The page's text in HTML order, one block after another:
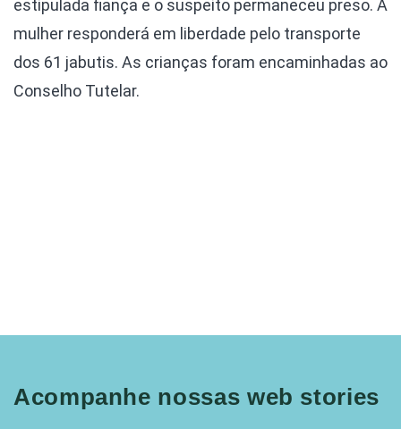
estipulada fiança e o suspeito permaneceu preso. A
mulher responderá em liberdade pelo transporte
dos 61 jabutis. As crianças foram encaminhadas ao
Conselho Tutelar.
Acompanhe nossas web stories